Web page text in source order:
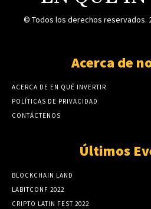
© Todos los derechos reservados.
Acerca de
ACERCA DE EN QUÉ INVERTIR
POLÍTICAS DE PRIVACIDAD
CONTÁCTENOS
Últimos
BLOCKCHAIN LAND
LABITCONF 2022
CRIPTO LATIN FEST 2022